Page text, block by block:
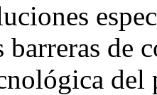
de
del